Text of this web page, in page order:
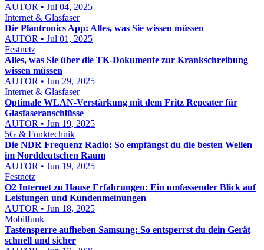
AUTOR • Jul 04, 2025
Internet & Glasfaser
Die Plantronics App: Alles, was Sie wissen müssen
AUTOR • Jul 01, 2025
Festnetz
Alles, was Sie über die TK-Dokumente zur Krankschreibung
wissen müssen
AUTOR • Jun 29, 2025
Internet & Glasfaser
Optimale WLAN-Verstärkung mit dem Fritz Repeater für
Glasfaseranschlüsse
AUTOR • Jun 19, 2025
5G & Funktechnik
Die NDR Frequenz Radio: So empfängst du die besten Wellen
im Norddeutschen Raum
AUTOR • Jun 19, 2025
Festnetz
O2 Internet zu Hause Erfahrungen: Ein umfassender Blick auf
Leistungen und Kundenmeinungen
AUTOR • Jun 18, 2025
Mobilfunk
Tastensperre aufheben Samsung: So entsperrst du dein Gerät
schnell und sicher